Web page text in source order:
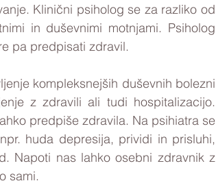
Klinični psiholog se za razliko od
in duševnimi motnjami. Psiholog
pa predpisati zdravil.
kompleksnejših duševnih bolezni
z zdravili ali tudi hospitalizacijo.
predpiše zdravila. Na psihiatra se
huda depresija, prividi in prisluhi,
Napoti nas lahko osebni zdravnik z
sami.